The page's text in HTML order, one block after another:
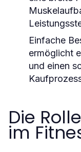
Einfache
ermöglicht
und einen
Die
im